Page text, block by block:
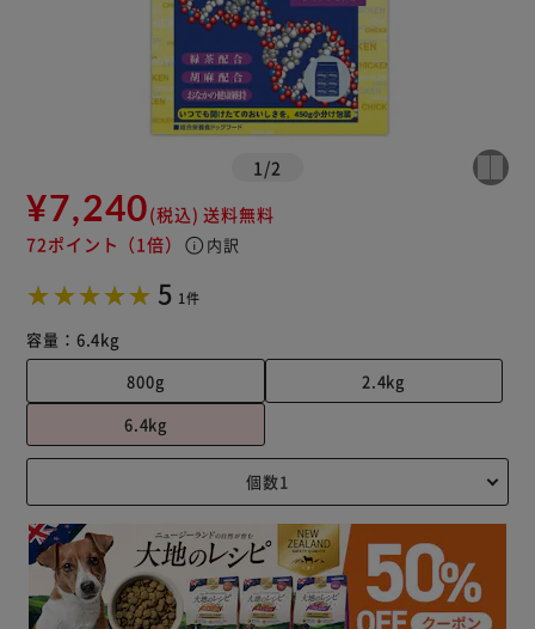
1 /2
¥7,240(税込) 送料無料
72ポイント （1倍） info 内訳
5 1件
容量： 6.4kg
800g
2.4kg
6.4kg